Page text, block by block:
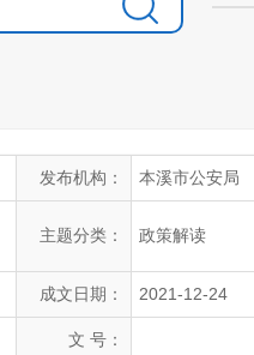
发布机构： 本溪市公安局
主题分类： 政策解读
成文日期： 2021-12-24
文 号：